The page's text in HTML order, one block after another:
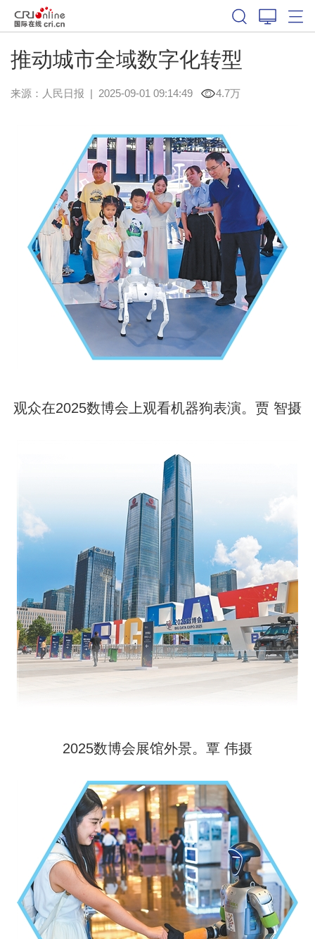
推动城市全域数字化转型
来源： 人民日报 | 2025-09-01 09:14:49 4.7万
观众在2025数博会上观看机器狗表演。贾 智摄
2025数博会展馆外景。覃 伟摄